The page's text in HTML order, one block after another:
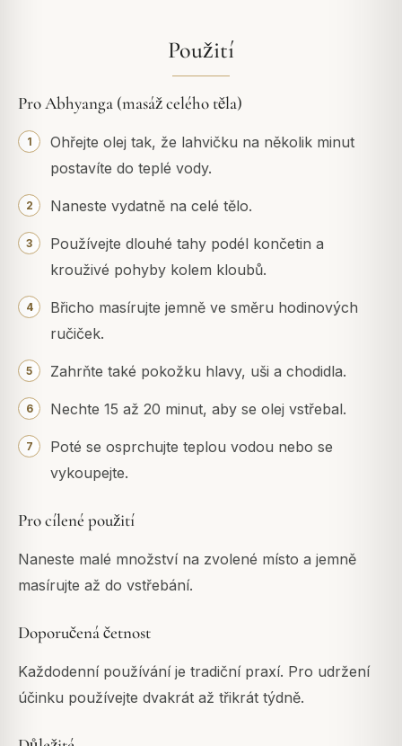
Použití
Pro Abhyanga (masáž celého těla)
Ohřejte olej tak, že lahvičku na několik minut
postavíte do teplé vody.
Naneste vydatně na celé tělo.
Používejte dlouhé tahy podél končetin a
krouživé pohyby kolem kloubů.
Břicho masírujte jemně ve směru hodinových
ručiček.
Zahrňte také pokožku hlavy, uši a chodidla.
Nechte 15 až 20 minut, aby se olej vstřebal.
Poté se osprchujte teplou vodou nebo se
vykoupejte.
Pro cílené použití
Naneste malé množství na zvolené místo a jemně
masírujte až do vstřebání.
Doporučená četnost
Každodenní používání je tradiční praxí. Pro udržení
účinku používejte dvakrát až třikrát týdně.